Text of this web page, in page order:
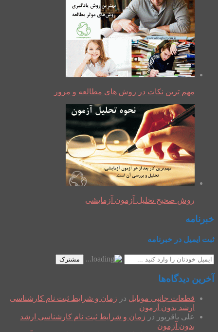
مهم ترین نکات در روش های مطالعه و مرور
روش صحیح تحلیل آزمون آزمایشی
خبرنامه
ثبت ایمیل در خبرنامه
مشترک
آخرین دیدگاه‌ها
قطعات جانبی موبایل در زمان و شرایط ثبت نام کارشناسی
ارشد بدون آزمون
علی باقرپور در زمان و شرایط ثبت نام کارشناسی ارشد
بدون آزمون